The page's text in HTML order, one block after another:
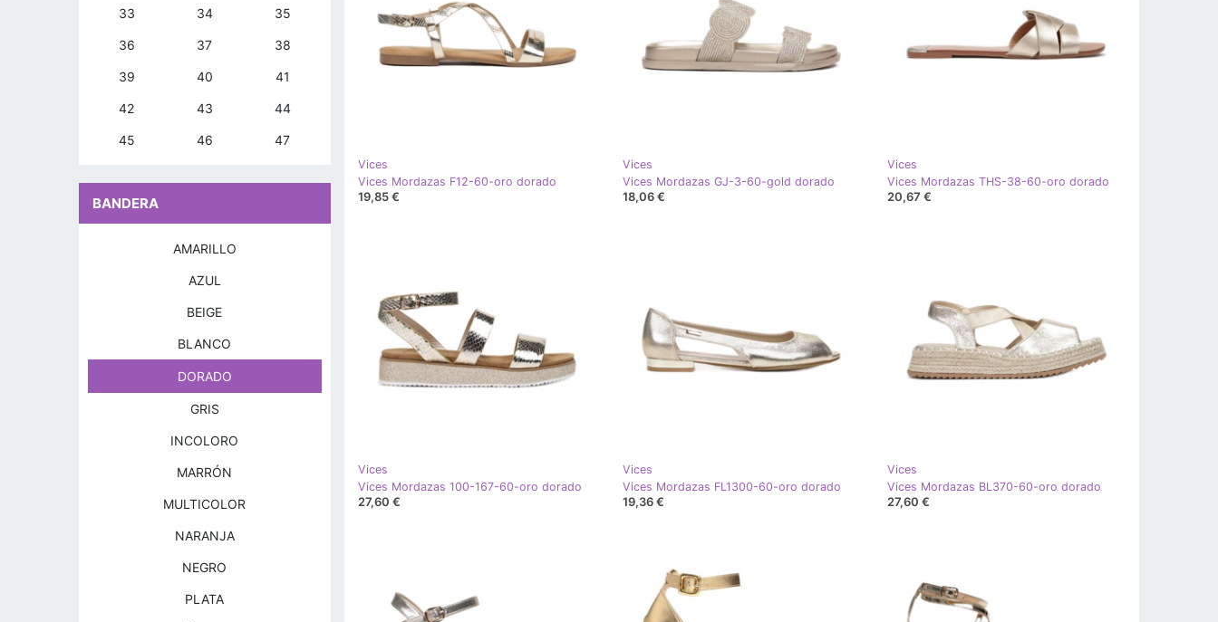
Vices
Vices Mordazas F12-60-oro dorado
19,85 €
Vices
Vices Mordazas GJ-3-60-gold dorado
18,06 €
Vices
Vices Mordazas THS-38-60-oro dorado
20,67 €
Vices
Vices Mordazas 100-167-60-oro dorado
27,60 €
Vices
Vices Mordazas FL1300-60-oro dorado
19,36 €
Vices
Vices Mordazas BL370-60-oro dorado
27,60 €
33 34 35
36 37 38
39 40 41
42 43 44
45 46 47
BANDERA
AMARILLO
AZUL
BEIGE
BLANCO
DORADO
GRIS
INCOLORO
MARRÓN
MULTICOLOR
NARANJA
NEGRO
PLATA